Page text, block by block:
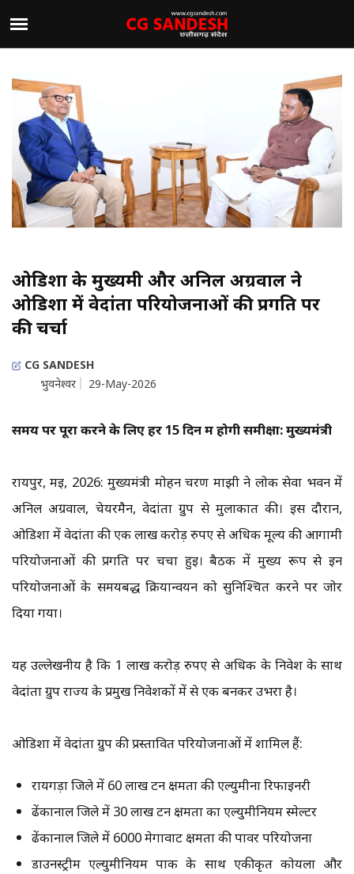
ओडिशा के मुख्यमंत्री और अनिल अग्रवाल ने
ओडिशा में वेदांता परियोजनाओं की प्रगति पर
की चर्चा
CG SANDESH
भुवनेश्वर
29-May-2026
समय पर पूरा करने के लिए हर 15 दिन में होगी समीक्षा: मुख्यमंत्री
रायपुर, मई, 2026: मुख्यमंत्री मोहन चरण माझी ने लोक सेवा भवन में
अनिल अग्रवाल, चेयरमैन, वेदांता ग्रुप से मुलाकात की। इस दौरान,
ओडिशा में वेदांता की एक लाख करोड़ रुपए से अधिक मूल्य की आगामी
परियोजनाओं की प्रगति पर चर्चा हुई। बैठक में मुख्य रूप से इन
परियोजनाओं के समयबद्ध क्रियान्वयन को सुनिश्चित करने पर जोर
दिया गया।
यह उल्लेखनीय है कि 1 लाख करोड़ रुपए से अधिक के निवेश के साथ
वेदांता ग्रुप राज्य के प्रमुख निवेशकों में से एक बनकर उभरा है।
ओडिशा में वेदांता ग्रुप की प्रस्तावित परियोजनाओं में शामिल हैं:
रायगड़ा जिले में 60 लाख टन क्षमता की एल्युमीना रिफाइनरी
ढेंकानाल जिले में 30 लाख टन क्षमता का एल्युमीनियम स्मेल्टर
ढेंकानाल जिले में 6000 मेगावाट क्षमता की पावर परियोजना
डाउनस्ट्रीम एल्युमीनियम पार्क के साथ एकीकृत कोयला और